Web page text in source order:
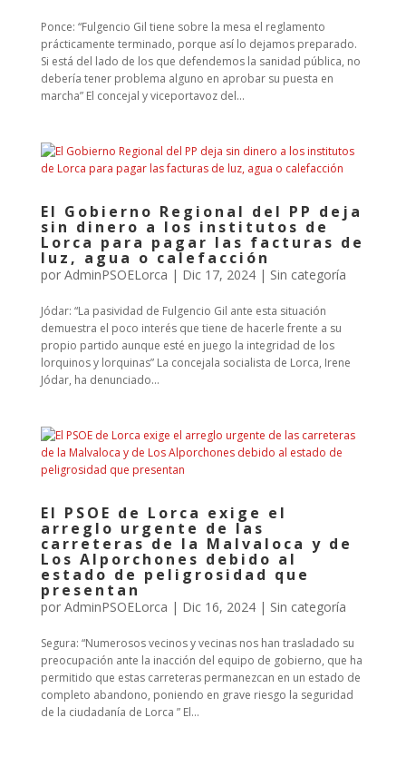
Ponce: “Fulgencio Gil tiene sobre la mesa el reglamento
prácticamente terminado, porque así lo dejamos preparado.
Si está del lado de los que defendemos la sanidad pública, no
debería tener problema alguno en aprobar su puesta en
marcha” El concejal y viceportavoz del...
El Gobierno Regional del PP deja
sin dinero a los institutos de
Lorca para pagar las facturas de
luz, agua o calefacción
por AdminPSOELorca | Dic 17, 2024| Sin categoría
Jódar: “La pasividad de Fulgencio Gil ante esta situación
demuestra el poco interés que tiene de hacerle frente a su
propio partido aunque esté en juego la integridad de los
lorquinos y lorquinas” La concejala socialista de Lorca, Irene
Jódar, ha denunciado...
El PSOE de Lorca exige el
arreglo urgente de las
carreteras de la Malvaloca y de
Los Alporchones debido al
estado de peligrosidad que
presentan
por AdminPSOELorca | Dic 16, 2024| Sin categoría
Segura: “Numerosos vecinos y vecinas nos han trasladado su
preocupación ante la inacción del equipo de gobierno, que ha
permitido que estas carreteras permanezcan en un estado de
completo abandono, poniendo en grave riesgo la seguridad
de la ciudadanía de Lorca ” El...